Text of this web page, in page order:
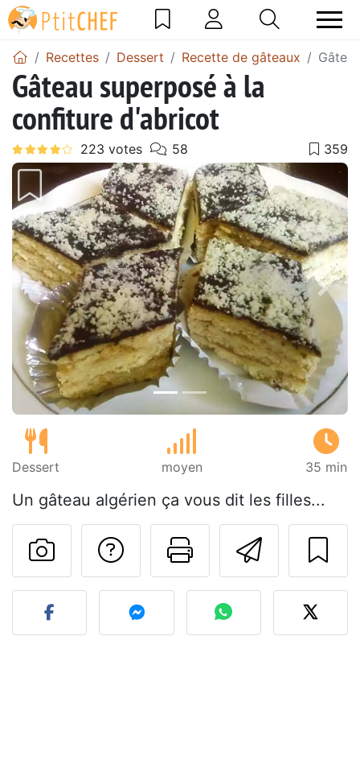
Recettes Dessert Recette de gâteaux
Gâteau superposé à la
confiture d'abricot
Précédent
Dessert moyen 35 min
Un gâteau algérien ça vous dit les filles...
Imprimer
Poser une
Publier votre photo de